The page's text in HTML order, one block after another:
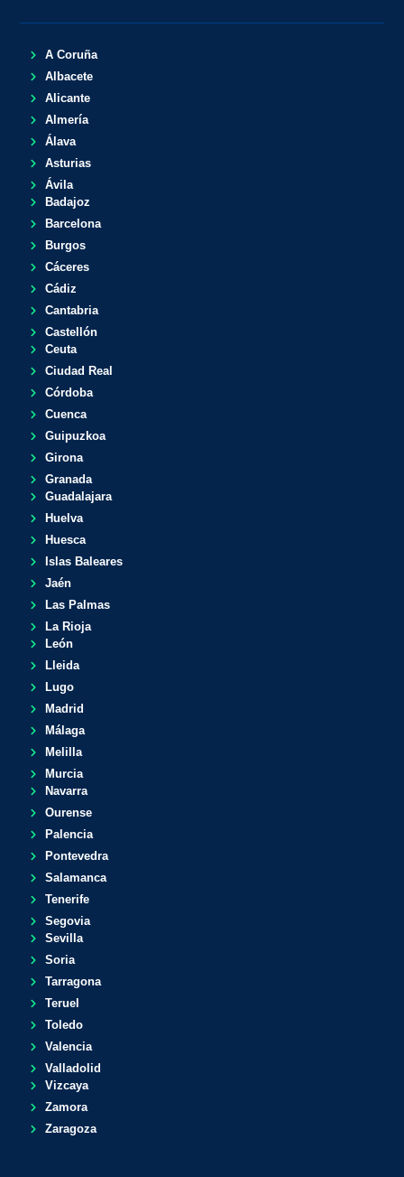
A Coruña
Albacete
Alicante
Almería
Álava
Asturias
Ávila
Badajoz
Barcelona
Burgos
Cáceres
Cádiz
Cantabria
Castellón
Ceuta
Ciudad Real
Córdoba
Cuenca
Guipuzkoa
Girona
Granada
Guadalajara
Huelva
Huesca
Islas Baleares
Jaén
Las Palmas
La Rioja
León
Lleida
Lugo
Madrid
Málaga
Melilla
Murcia
Navarra
Ourense
Palencia
Pontevedra
Salamanca
Tenerife
Segovia
Sevilla
Soria
Tarragona
Teruel
Toledo
Valencia
Valladolid
Vizcaya
Zamora
Zaragoza